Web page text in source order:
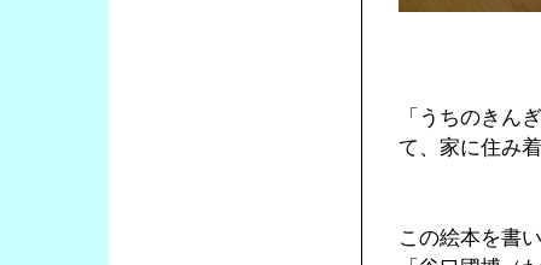
「うちのきん
て、家に住み
この絵本を書